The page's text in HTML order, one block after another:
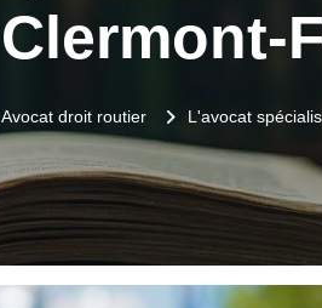
Clermont-
Avocat droit routier L'avocat